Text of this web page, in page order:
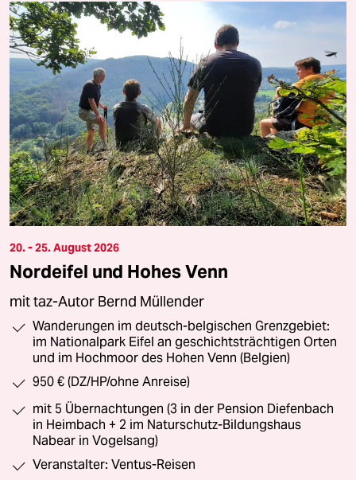
20. - 25. August 2026
Nordeifel und Hohes Venn
mit taz-Autor Bernd Müllender
Wanderungen im deutsch-belgischen Grenzgebiet:
im Nationalpark Eifel an geschichtsträchtigen Orten
und im Hochmoor des Hohen Venn (Belgien)
950 € (DZ/HP/ohne Anreise)
mit 5 Übernachtungen (3 in der Pension Diefenbach
in Heimbach + 2 im Naturschutz-Bildungshaus
Nabear in Vogelsang)
Veranstalter: Ventus-Reisen